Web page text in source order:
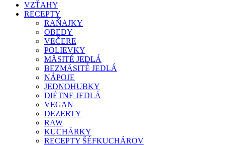
VZŤAHY
RECEPTY
RAŇAJKY
OBEDY
VEČERE
POLIEVKY
MÄSITÉ JEDLÁ
BEZMÄSITÉ JEDLÁ
NÁPOJE
JEDNOHUBKY
DIÉTNE JEDLÁ
VEGAN
DEZERTY
RAW
KUCHÁRKY
RECEPTY ŠÉFKUCHÁROV